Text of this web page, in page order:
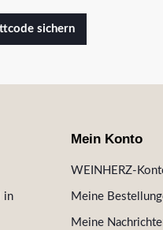
sichern
in
Mein Konto
WEINHERZ-
Meine
Meine